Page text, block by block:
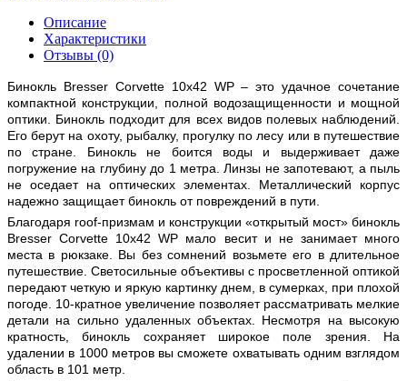
Описание
Характеристики
Отзывы (0)
Бинокль Bresser Corvette 10x42 WP – это удачное сочетание
компактной конструкции, полной водозащищенности и мощной
оптики. Бинокль подходит для всех видов полевых наблюдений.
Его берут на охоту, рыбалку, прогулку по лесу или в путешествие
по стране. Бинокль не боится воды и выдерживает даже
погружение на глубину до 1 метра. Линзы не запотевают, а пыль
не оседает на оптических элементах. Металлический корпус
надежно защищает бинокль от повреждений в пути.
Благодаря roof-призмам и конструкции «открытый мост» бинокль
Bresser Corvette 10x42 WP мало весит и не занимает много
места в рюкзаке. Вы без сомнений возьмете его в длительное
путешествие. Светосильные объективы с просветленной оптикой
передают четкую и яркую картинку днем, в сумерках, при плохой
погоде. 10-кратное увеличение позволяет рассматривать мелкие
детали на сильно удаленных объектах. Несмотря на высокую
кратность, бинокль сохраняет широкое поле зрения. На
удалении в 1000 метров вы сможете охватывать одним взглядом
область в 101 метр.